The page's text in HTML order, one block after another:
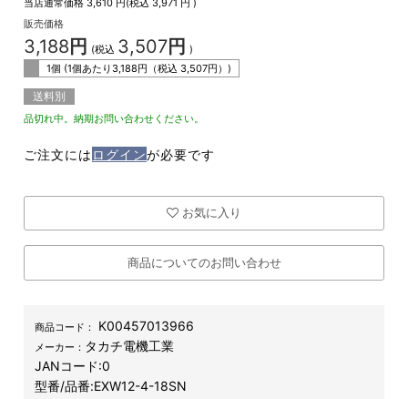
販売価格
3,188 円 (税込 3,507円 )
1個 (1個あたり 3,188円（税込 3,507円）)
送料別
品切れ中。納期お問い合わせください。
ご注文には ログインが必要です
お気に入り
商品についてのお問い合わせ
商品コード： K00457013966
メーカー： タカチ電機工業
JANコード:0
型番/品番:EXW12-4-18SN